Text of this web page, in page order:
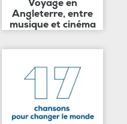
Voyage en
Angleterre, entre
musique et cinéma